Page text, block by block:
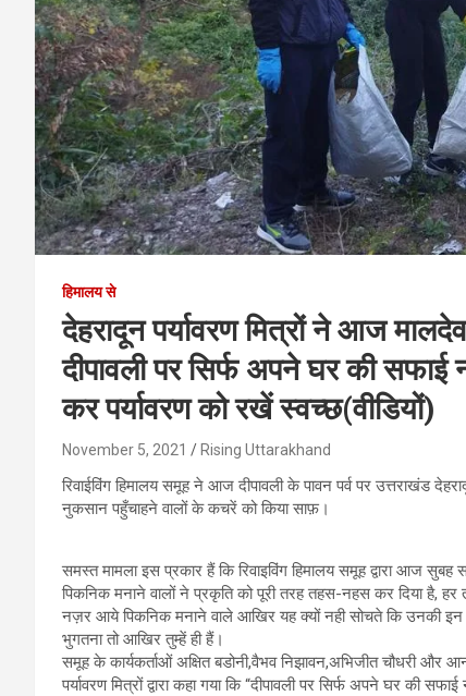
हिमालय से
देहरादून पर्यावरण मित्रों ने आज
दीपावली पर सिर्फ अपने घर की
कर पर्यावरण को रखें स्वच्छ(वीडियों)
November 5, 2021 Rising Uttarakhand
रिवाईविंग हिमालय समूह ने आज दीपावली के पावन पर्व पर उत्तराखंड
नुकसान पहुँचाहने वालों के कचरें को किया साफ़।
समस्त मामला इस प्रकार हैं कि रिवाइविंग हिमालय समूह द्वारा आज
पिकनिक मनाने वालों ने प्रकृति को पूरी तरह तहस-नहस कर दिया है,
नज़र आये पिकनिक मनाने वाले आखिर यह क्यों नही सोचते कि उनकी
भुगतना तो आखिर तुम्हें ही हैं।
समूह के कार्यकर्ताओं अक्षित बडोनी,वैभव निझावन,अभिजीत चौधरी और
पर्यावरण मित्रों द्वारा कहा गया कि “दीपावली पर सिर्फ अपने घर की